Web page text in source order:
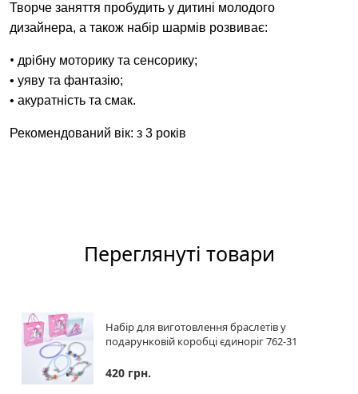
Творче заняття пробудить у дитині молодого
дизайнера, а також набір шармів розвиває:
• дрібну моторику та сенсорику;
• уяву та фантазію;
• акуратність та смак.
Рекомендований вік: з 3 років
Переглянуті товари
Набір для виготовлення браслетів у
подарунковій коробці єдиноріг 762-31
420 грн.